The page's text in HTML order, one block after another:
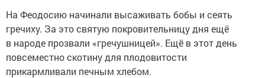
На Феодосию начинали высаживать бобы и сеять
гречиху. За это святую покровительницу дня ещё
в народе прозвали «гречушницей». Ещё в этот день
повсеместно скотину для плодовитости
прикармливали печным хлебом.